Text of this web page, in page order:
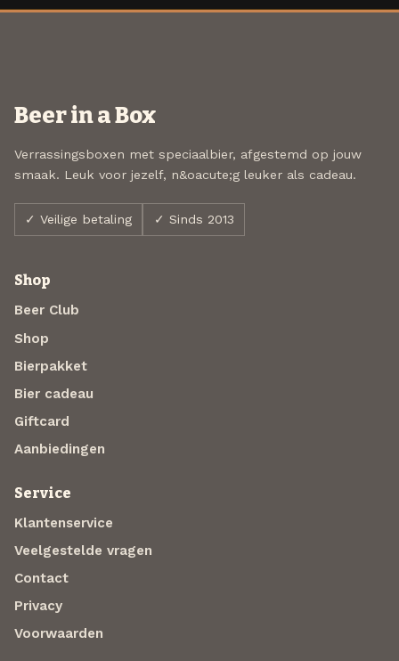
Beer in a Box
Verrassingsboxen met speciaalbier, afgestemd op jouw
smaak. Leuk voor jezelf, n&oacute;g leuker als cadeau.
✓ Veilige betaling ✓ Sinds 2013
Shop
Beer Club
Shop
Bierpakket
Bier cadeau
Giftcard
Aanbiedingen
Service
Klantenservice
Veelgestelde vragen
Contact
Privacy
Voorwaarden